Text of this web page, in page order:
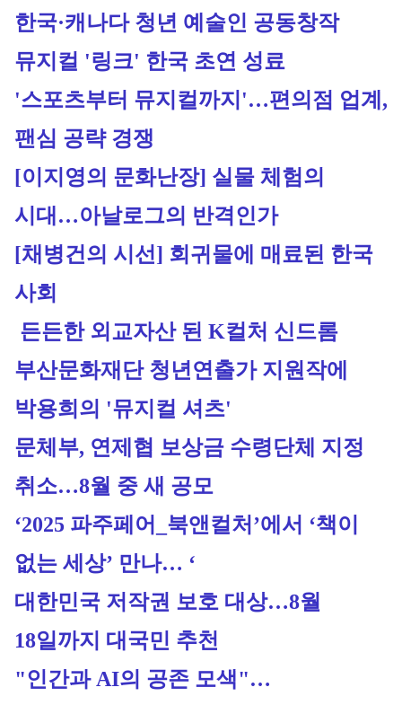
한국·캐나다 청년 예술인 공동창작
뮤지컬 '링크' 한국 초연 성료
'스포츠부터 뮤지컬까지'…편의점 업계,
팬심 공략 경쟁
[이지영의 문화난장] 실물 체험의
시대…아날로그의 반격인가
[채병건의 시선] 회귀물에 매료된 한국
사회
든든한 외교자산 된 K컬처 신드롬
부산문화재단 청년연출가 지원작에
박용희의 '뮤지컬 셔츠'
문체부, 연제협 보상금 수령단체 지정
취소…8월 중 새 공모
‘2025 파주페어_북앤컬처’에서 ‘책이
없는 세상’ 만나… ‘
대한민국 저작권 보호 대상…8월
18일까지 대국민 추천
"인간과 AI의 공존 모색"…